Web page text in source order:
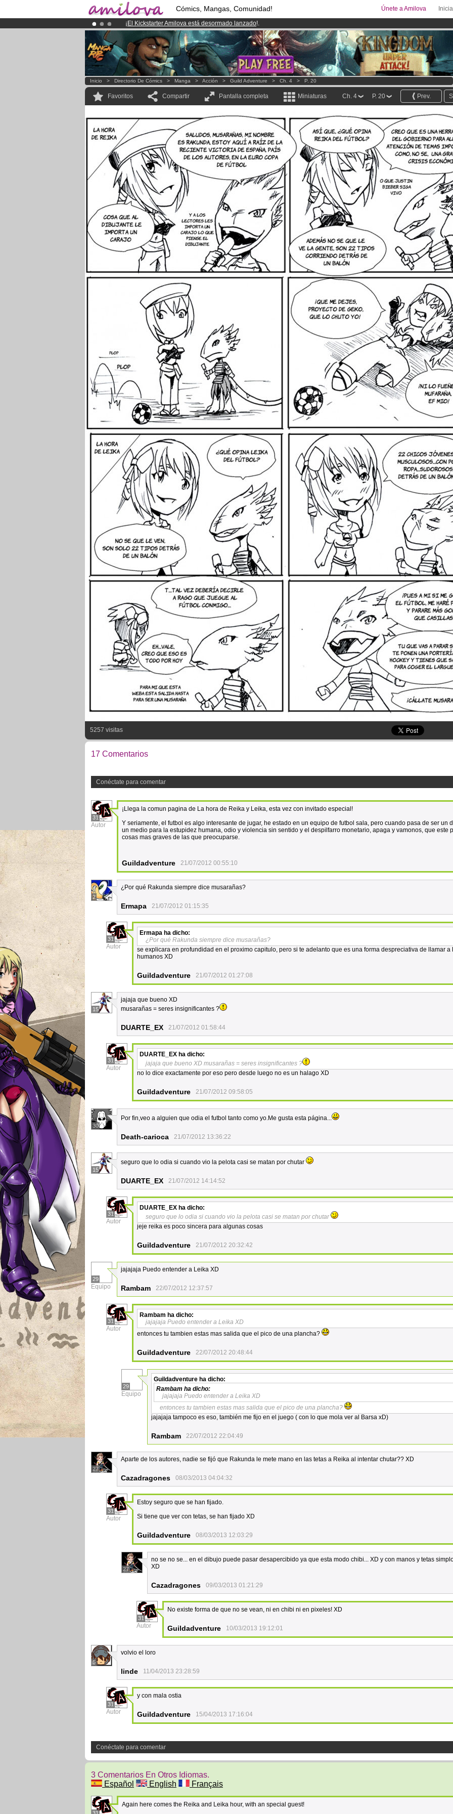
Cómics, Mangas, Comunidad! Únete a Amilova
¡ El Kickstarter Amilova está desormado lanzado!.
¡Ya tenemos 100000miembrosy 1000Cómics y Mangas!.
¡Conviertete en Premium por3.95 euros al mes!Hazte Premium ya
Inicio > Directorio De Cómics > Manga > Acción > Guild Adventure > Ch. 4 > P. 20
Favoritos Compartir Pantalla completa Miniaturas Prev.
P. 20
Ch. 4
5257 visitas
17 Comentarios
Conéctate para comentar
31
Autor
¡Llega la comun pagina de La hora de Reika y Leika, esta vez con invitado especial!
Y seriamente, el futbol es algo interesante de jugar, he estado en un equipo de futbol sala, pero cuando pasa de ser un
un medio para la estupidez humana, odio y violencia sin sentido y el despilfarro monetario, apaga y vamonos, que este
cosas mas graves de las que preocuparse.
Guildadventure 21/07/2012 00:55:10
2
¿Por qué Rakunda siempre dice musarañas?
Ermapa 21/07/2012 01:15:35
31
Autor
Ermapa ha dicho:
¿Por qué Rakunda siempre dice musarañas?
se explicara en profundidad en el proximo capitulo, pero si te adelanto que es una forma despreciativa de llamar a
humanos XD
Guildadventure 21/07/2012 01:27:08
15
jajaja que bueno XD
musarañas = seres insignificantes ?
DUARTE_EX 21/07/2012 01:58:44
31
Autor
DUARTE_EX ha dicho:
jajaja que bueno XD musarañas = seres insignificantes ?
no lo dice exactamente por eso pero desde luego no es un halago XD
Guildadventure 21/07/2012 09:58:05
30
Por fin,veo a alguien que odia el futbol tanto como yo.Me gusta esta página...
Death-carioca 21/07/2012 13:36:22
15
seguro que lo odia si cuando vio la pelota casi se matan por chutar
DUARTE_EX 21/07/2012 14:14:52
31
Autor
DUARTE_EX ha dicho:
seguro que lo odia si cuando vio la pelota casi se matan por chutar
jeje reika es poco sincera para algunas cosas
Guildadventure 21/07/2012 20:32:42
29
Equipo
jajajaja Puedo entender a Leika XD
Rambam 22/07/2012 12:37:57
31
Autor
Rambam ha dicho:
jajajaja Puedo entender a Leika XD
entonces tu tambien estas mas salida que el pico de una plancha?
Guildadventure 22/07/2012 20:48:44
29
Equipo
Guildadventure ha dicho:
Rambam ha dicho:
jajajaja Puedo entender a Leika XD
entonces tu tambien estas mas salida que el pico de una plancha?
jajajaja tampoco es eso, también me fijo en el juego ( con lo que mola ver al Barsa xD)
Rambam 22/07/2012 22:04:49
27
Aparte de los autores, nadie se fijó que Rakunda le mete mano en las tetas a Reika al intentar chutar?? XD
Cazadragones 08/03/2013 04:04:32
31
Autor
Estoy seguro que se han fijado.
Si tiene que ver con tetas, se han fijado XD
Guildadventure 08/03/2013 12:03:29
27
no se no se... en el dibujo puede pasar desapercibido ya que esta modo chibi... XD y con manos y tetas
XD
Cazadragones 09/03/2013 01:21:29
31
Autor
No existe forma de que no se vean, ni en chibi ni en pixeles! XD
Guildadventure 10/03/2013 19:12:01
5
volvio el loro
linde 11/04/2013 23:28:59
31
Autor
y con mala ostia
Guildadventure 15/04/2013 17:16:04
Conéctate para comentar
3 Comentarios En Otros Idiomas.
Español
English Français
Again here comes the Reika and Leika hour, with an special guest!